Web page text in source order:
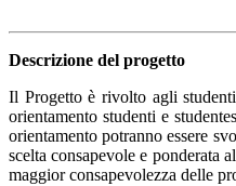
Descrizione del progetto
Il Progetto è rivolto agli
orientamento studenti e
orientamento potranno essere
sceltaconsapevole e ponderata
maggior consapevolezza delle